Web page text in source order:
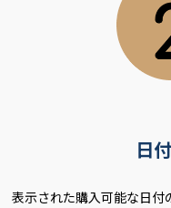
日
表示された購入可能な日付